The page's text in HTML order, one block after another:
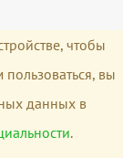
чтобы
вы
данных в
.